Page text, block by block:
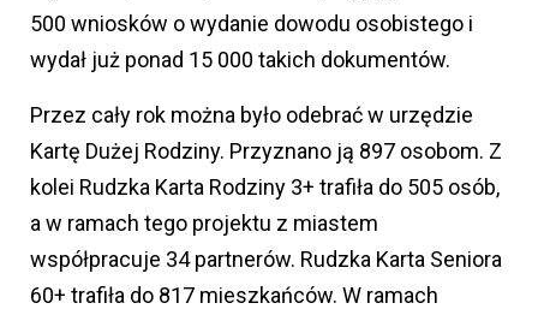
500 wniosków o wydanie dowodu osobistego i
wydał już ponad 15 000 takich dokumentów.
Przez cały rok można było odebrać w urzędzie
Kartę Dużej Rodziny. Przyznano ją 897 osobom. Z
kolei Rudzka Karta Rodziny 3+ trafiła do 505 osób,
a w ramach tego projektu z miastem
współpracuje 34 partnerów. Rudzka Karta Seniora
60+ trafiła do 817 mieszkańców. W ramach